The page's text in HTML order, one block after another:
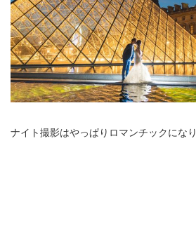
ナイト撮影はやっぱりロマンチックになり